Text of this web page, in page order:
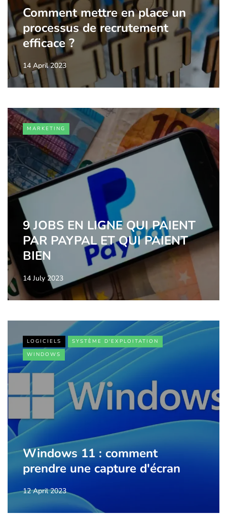
Comment mettre en place un
processus de recrutement
efficace ?
14 April 2023
MARKETING
9 JOBS EN LIGNE QUI PAIENT
PAR PAYPAL ET QUI PAIENT
BIEN
14 July 2023
LOGICIELS
SYSTÈME D'EXPLOITATION
WINDOWS
Windows 11 : comment
prendre une capture d'écran
12 April 2023